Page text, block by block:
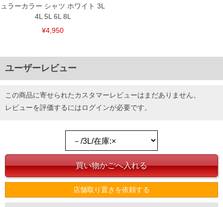
ュラーカラー シャツ ホワイト 3L
4L 5L 6L 8L
¥4,950
ユーザーレビュー
この商品に寄せられたカスタマーレビューはまだありません。
レビューを評価するにはログインが必要です。
店舗取り置きを依頼する